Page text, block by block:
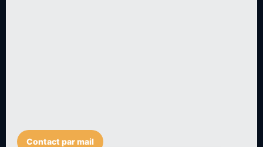
Contact par mail